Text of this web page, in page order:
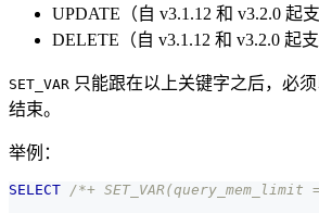
UPDATE（自 v3.1.12 和 v3.2.0 起支
DELETE（自 v3.1.12 和 v3.2.0 起支
SET_VAR 只能跟在以上关键字之后，必须
结束。
举例：
SELECT /*+ SET_VAR(query_mem_limit